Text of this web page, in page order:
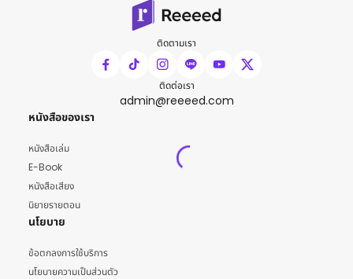
ติดตามเรา
ติดต่อเรา
admin@reeeed.com
หนังสือของเรา
หนังสือเล่ม
E-Book
หนังสือเสียง
นิยายรายตอน
นโยบาย
ข้อตกลงการใช้บริการ
นโยบายความเป็นส่วนตัว